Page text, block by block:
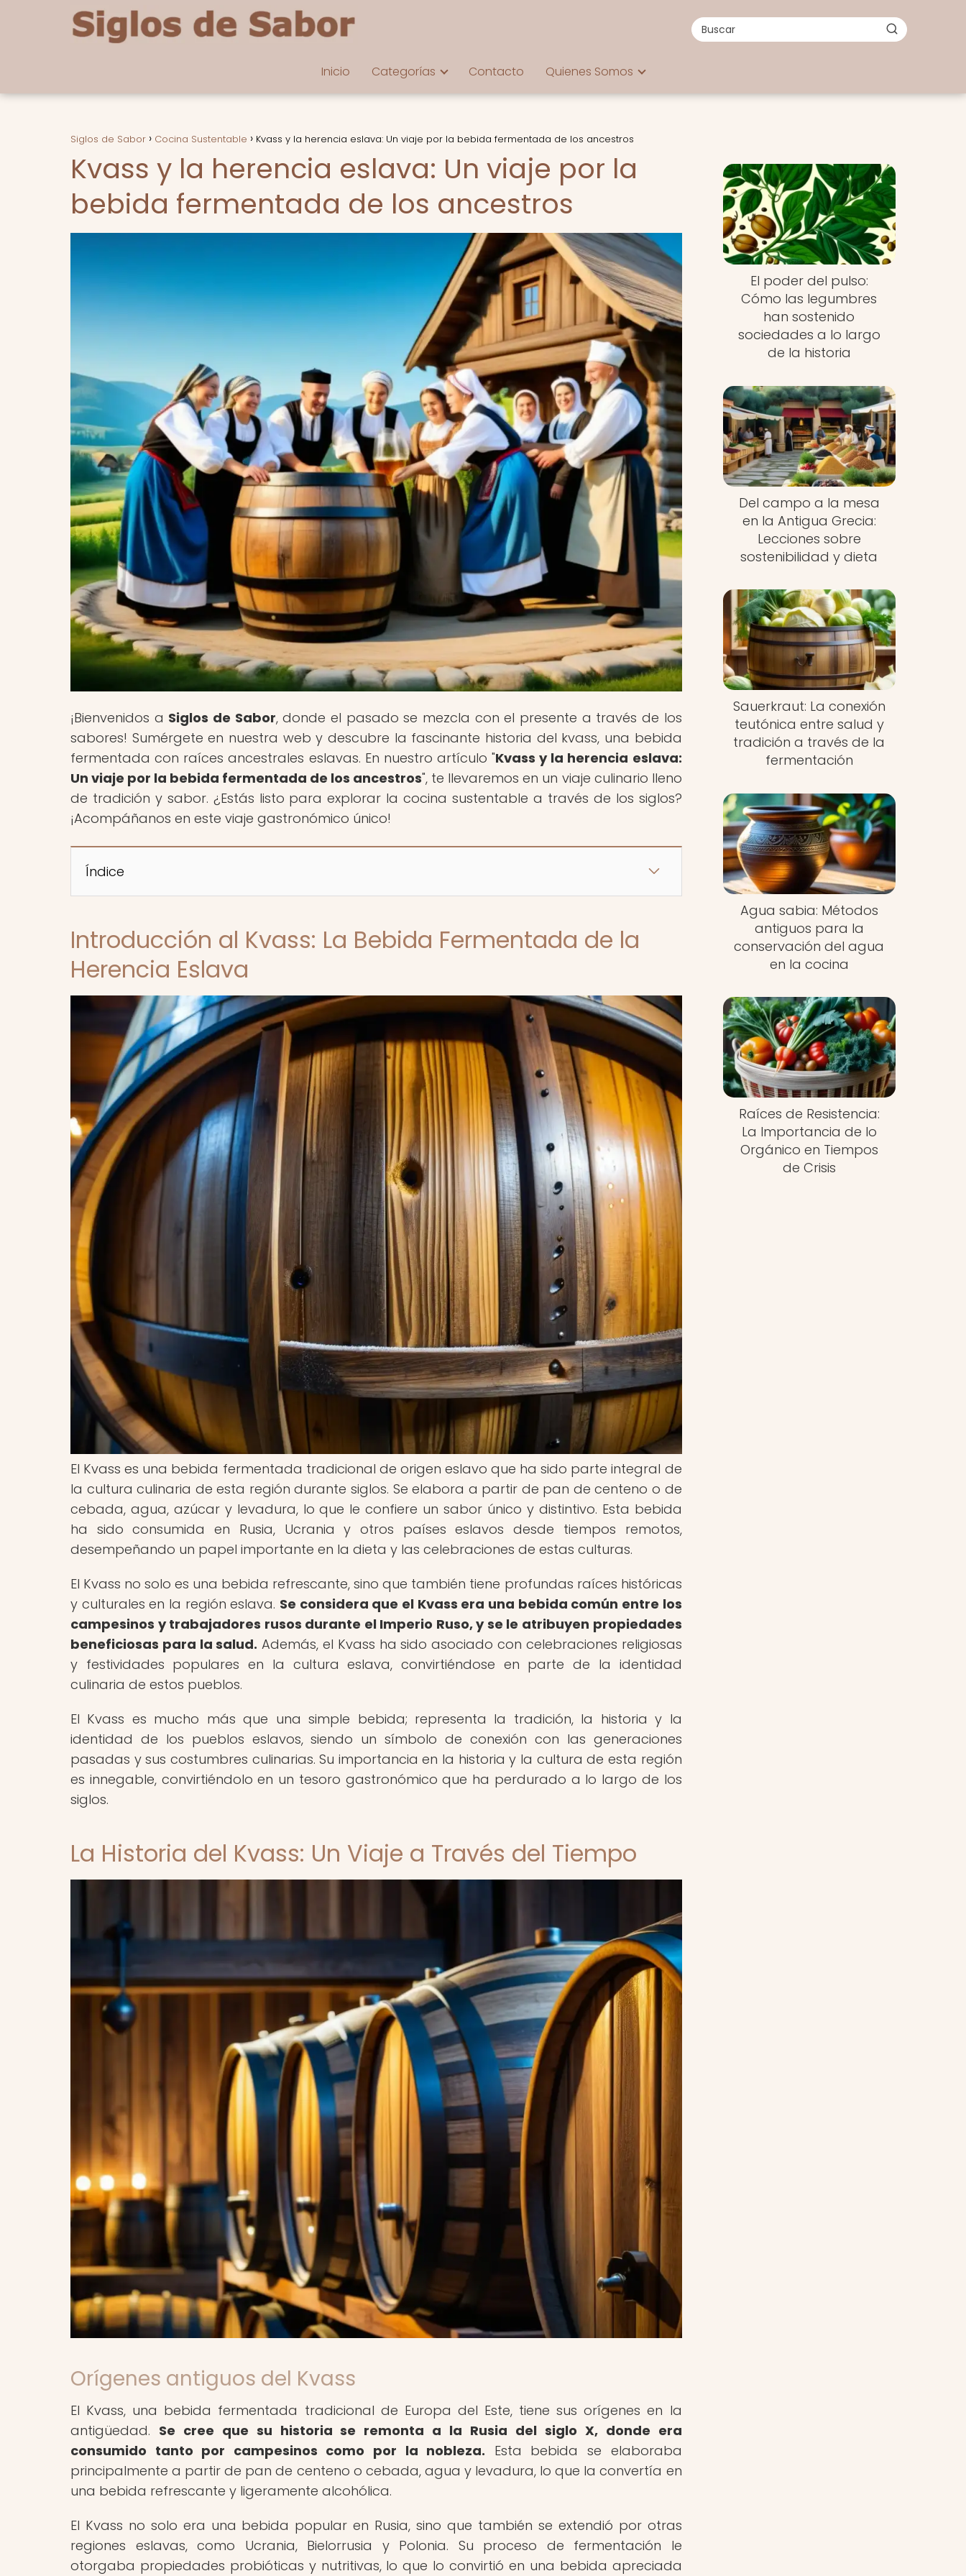
Inicio Categorías Contacto Quienes Somos
Siglos de Sabor Cocina Sustentable Kvass y la herencia eslava: Un viaje por la bebida fermentada de los ancestros
Kvass y la herencia eslava: Un viaje por la
bebida fermentada de los ancestros
¡Bienvenidos a Siglos de Sabor, donde el pasado se mezcla con el presente a través de los
sabores! Sumérgete en nuestra web y descubre la fascinante historia del kvass, una bebida
fermentada con raíces ancestrales eslavas. En nuestro artículo "Kvass y la herencia eslava:
Un viaje por la bebida fermentada de los ancestros", te llevaremos en un viaje culinario lleno
de tradición y sabor. ¿Estás listo para explorar la cocina sustentable a través de los siglos?
¡Acompáñanos en este viaje gastronómico único!
Índice
Introducción al Kvass: La Bebida Fermentada de la
Herencia Eslava
El Kvass es una bebida fermentada tradicional de origen eslavo que ha sido parte integral de
la cultura culinaria de esta región durante siglos. Se elabora a partir de pan de centeno o de
cebada, agua, azúcar y levadura, lo que le confiere un sabor único y distintivo. Esta bebida
ha sido consumida en Rusia, Ucrania y otros países eslavos desde tiempos remotos,
desempeñando un papel importante en la dieta y las celebraciones de estas culturas.
El Kvass no solo es una bebida refrescante, sino que también tiene profundas raíces históricas
y culturales en la región eslava. Se considera que el Kvass era una bebida común entre los
campesinos y trabajadores rusos durante el Imperio Ruso, y se le atribuyen propiedades
beneficiosas para la salud. Además, el Kvass ha sido asociado con celebraciones religiosas
y festividades populares en la cultura eslava, convirtiéndose en parte de la identidad
culinaria de estos pueblos.
El Kvass es mucho más que una simple bebida; representa la tradición, la historia y la
identidad de los pueblos eslavos, siendo un símbolo de conexión con las generaciones
pasadas y sus costumbres culinarias. Su importancia en la historia y la cultura de esta región
es innegable, convirtiéndolo en un tesoro gastronómico que ha perdurado a lo largo de los
siglos.
La Historia del Kvass: Un Viaje a Través del Tiempo
Orígenes antiguos del Kvass
El Kvass, una bebida fermentada tradicional de Europa del Este, tiene sus orígenes en la
antigüedad. Se cree que su historia se remonta a la Rusia del siglo X, donde era
consumido tanto por campesinos como por la nobleza. Esta bebida se elaboraba
principalmente a partir de pan de centeno o cebada, agua y levadura, lo que la convertía en
una bebida refrescante y ligeramente alcohólica.
El Kvass no solo era una bebida popular en Rusia, sino que también se extendió por otras
regiones eslavas, como Ucrania, Bielorrusia y Polonia. Su proceso de fermentación le
otorgaba propiedades probióticas y nutritivas, lo que lo convirtió en una bebida apreciada
El poder del pulso:
Cómo las legumbres
han sostenido
sociedades a lo largo
de la historia
Del campo a la mesa
en la Antigua Grecia:
Lecciones sobre
sostenibilidad y dieta
Sauerkraut: La conexión
teutónica entre salud y
tradición a través de la
fermentación
Agua sabia: Métodos
antiguos para la
conservación del agua
en la cocina
Raíces de Resistencia:
La Importancia de lo
Orgánico en Tiempos
de Crisis